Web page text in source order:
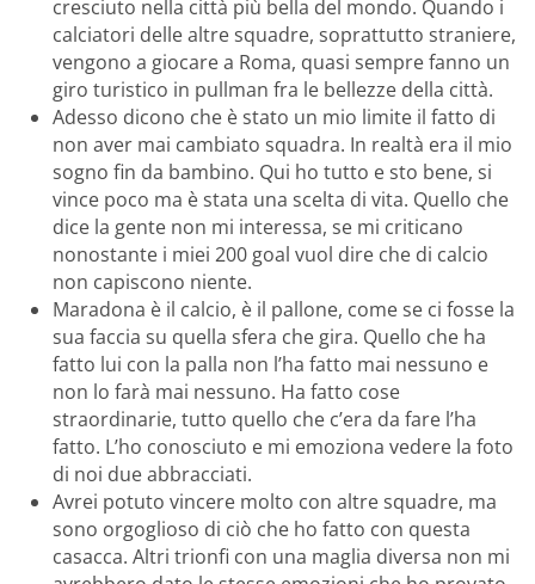
cresciuto nella città più bella del mondo. Quando i
calciatori delle altre squadre, soprattutto straniere,
vengono a giocare a Roma, quasi sempre fanno un
giro turistico in pullman fra le bellezze della città.
Adesso dicono che è stato un mio limite il fatto di
non aver mai cambiato squadra. In realtà era il mio
sogno fin da bambino. Qui ho tutto e sto bene, si
vince poco ma è stata una scelta di vita. Quello che
dice la gente non mi interessa, se mi criticano
nonostante i miei 200 goal vuol dire che di calcio
non capiscono niente.
Maradona è il calcio, è il pallone, come se ci fosse la
sua faccia su quella sfera che gira. Quello che ha
fatto lui con la palla non l’ha fatto mai nessuno e
non lo farà mai nessuno. Ha fatto cose
straordinarie, tutto quello che c’era da fare l’ha
fatto. L’ho conosciuto e mi emoziona vedere la foto
di noi due abbracciati.
Avrei potuto vincere molto con altre squadre, ma
sono orgoglioso di ciò che ho fatto con questa
casacca. Altri trionfi con una maglia diversa non mi